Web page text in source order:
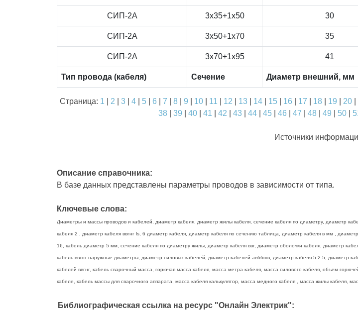
СИП-2А 3x35+1x50 30
СИП-2А 3x50+1x70 35
СИП-2А 3x70+1x95 41
Тип провода (кабеля) Сечение Диаметр внешний, мм
Страница: 1 2 3| 4| 5| 6 7 8| 9 10| 11 12 13| 14| 15| 16 17 18| 19 20|
38
39 40 41 42 43 44 45 46 47 48 49 50
Источники
Описание справочника:
В базе данных представлены параметры проводов в зависимости от типа.
Ключевые слова:
Диаметры и массы проводов и кабелей, диаметр кабеля, диаметр жилы кабеля, сечение кабеля по диаметру, диаметр
кабеля 2 , диаметр кабеля ввгнг ls, 6 диаметр кабеля, диаметр кабеля по сечению таблица, диаметр кабеля в мм ,
16, кабель диаметр 5 мм, сечение кабеля по диаметру жилы, диаметр кабеля ввг, диаметр оболочки кабеля, диаметр
кабель ввгнг наружные диаметры, диаметр силовых кабелей, диаметр кабелей авббшв, диаметр кабеля 5 2 5, диаметр
кабелей ввгнг, кабель сварочный масса, горючая масса кабеля, масса метра кабеля, масса силового кабеля, объем
кабеле, кабель массы для сварочного аппарата, масса кабеля калькулятор, масса медного кабеля , масса жилы кабеля,
Библиографическая ссылка на ресурс "Онлайн Электрик":